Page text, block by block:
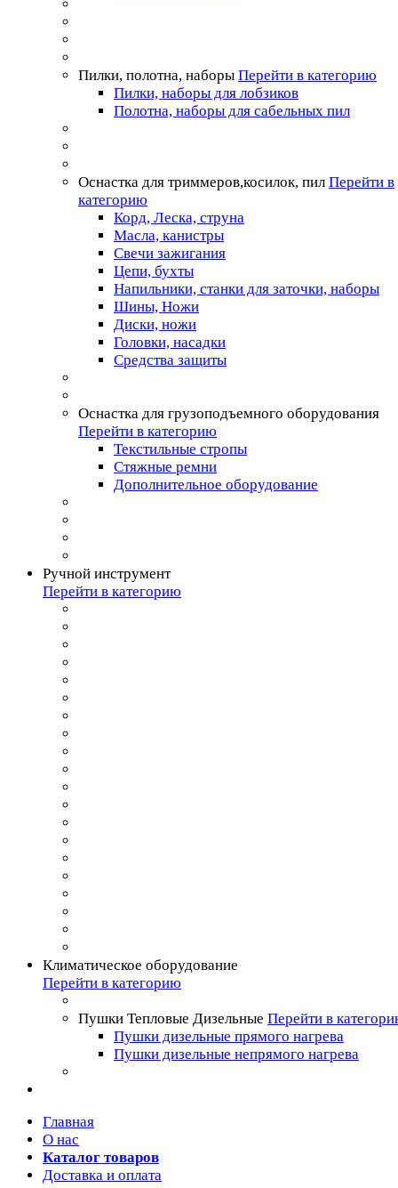
Пилки, полотна, наборы Перейти в категорию
Пилки, наборы для лобзиков
Полотна, наборы для сабельных пил
Оснастка для триммеров,косилок, пил Перейти в
категорию
Корд, Леска, струна
Масла, канистры
Свечи зажигания
Цепи, бухты
Напильники, станки для заточки, наборы
Шины, Ножи
Диски, ножи
Головки, насадки
Средства защиты
Оснастка для грузоподъемного оборудования
Перейти в категорию
Текстильные стропы
Стяжные ремни
Дополнительное оборудование
Ручной инструмент
Перейти в категорию
Климатическое оборудование
Перейти в категорию
Пушки Тепловые Дизельные Перейти в
Пушки дизельные прямого нагрева
Пушки дизельные непрямого нагрева
Главная
О нас
Каталог товаров
Доставка и оплата